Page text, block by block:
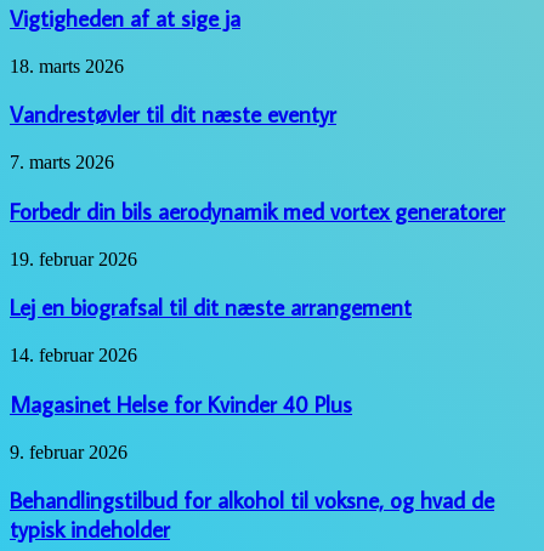
at
sige
ja
Vigtigheden af at sige ja
Vandrestøvler
dit
næste
eventyr
18. marts 2026
Vandrestøvler til dit næste eventyr
Forbedr
bils
aerodynamik
med
vortex
7. marts 2026
Forbedr din bils aerodynamik med vortex generatorer
Lej
biografsal
til
dit
næste
19. februar 2026
Lej en biografsal til dit næste arrangement
Magasinet
for
Kvinder
40
Plus
14. februar 2026
Magasinet Helse for Kvinder 40 Plus
Behandlingstilbud
alkohol
til
voksne,
9. februar 2026
Behandlingstilbud for alkohol til voksne, og hvad de
typisk indeholder